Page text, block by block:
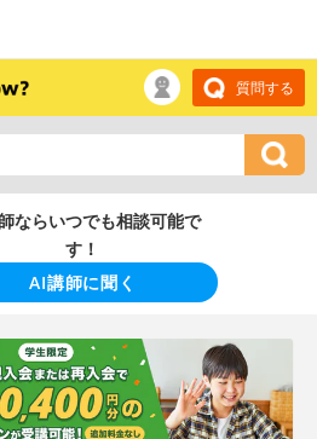
質問する
ならいつでも相談可能で
す！
AI講師に聞く